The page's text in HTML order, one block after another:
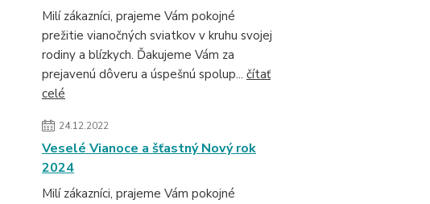
Milí zákazníci, prajeme Vám pokojné
prežitie vianočných sviatkov v kruhu svojej
rodiny a blízkych. Ďakujeme Vám za
prejavenú dôveru a úspešnú spolup... čítať
celé
24.12.2022
Veselé Vianoce a šťastný Nový rok
2024
Milí zákazníci, prajeme Vám pokojné